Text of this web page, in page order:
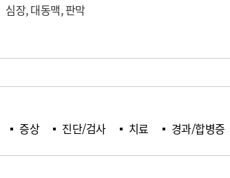
심장, 대동맥, 판막
증상 진단/검사 치료 경과/합병증